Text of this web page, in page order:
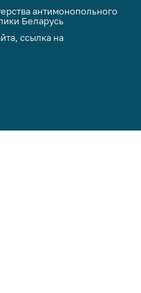
антимонопольного
Беларусь
ссылка на